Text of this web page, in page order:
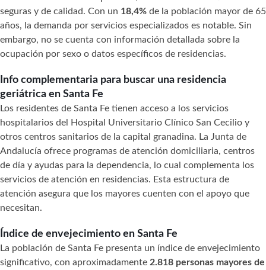
seguras y de calidad. Con un 18,4% de la población mayor de 65
años, la demanda por servicios especializados es notable. Sin
embargo, no se cuenta con información detallada sobre la
ocupación por sexo o datos específicos de residencias.
Info complementaria para buscar una residencia
geriátrica en Santa Fe
Los residentes de Santa Fe tienen acceso a los servicios
hospitalarios del Hospital Universitario Clínico San Cecilio y
otros centros sanitarios de la capital granadina. La Junta de
Andalucía ofrece programas de atención domiciliaria, centros
de día y ayudas para la dependencia, lo cual complementa los
servicios de atención en residencias. Esta estructura de
atención asegura que los mayores cuenten con el apoyo que
necesitan.
Índice de envejecimiento en Santa Fe
La población de Santa Fe presenta un índice de envejecimiento
significativo, con aproximadamente 2.818 personas mayores de